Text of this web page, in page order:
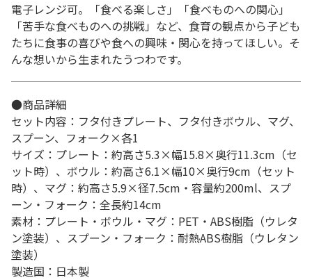
電子レンジ可。「食べる楽しさ」「食べものへの関心」
「苦手な食べものへの挑戦」など、食育の観点から子ども
たちに食事の喜びや食への興味・関心を持ってほしい。そ
んな想いから生まれたうつわです。
●商品詳細
セット内容：フタ付きプレート、フタ付きボウル、マグ、
スプーン、フォーク×各1
サイズ：プレート：約高さ5.3×幅15.8×奥行11.3cm（セ
ット時）、ボウル：約高さ6.1×幅10×奥行9cm（セット
時）、マグ：約高さ5.9×径7.5cm・容量約200ml、スプ
ーン・フォーク：全長約14cm
素材：プレート・ボウル・マグ：PET・ABS樹脂（ウレタ
ン塗装）、スプーン・フォーク：耐熱ABS樹脂（ウレタン
塗装）
製造国：日本製